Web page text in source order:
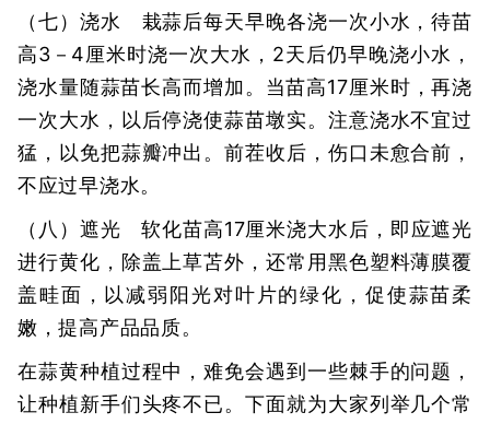
（七）浇水 栽蒜后每天早晚各浇一次小水，待苗
高3－4厘米时浇一次大水，2天后仍早晚浇小水，
浇水量随蒜苗长高而增加。当苗高17厘米时，再浇
一次大水，以后停浇使蒜苗墩实。注意浇水不宜过
猛，以免把蒜瓣冲出。前茬收后，伤口未愈合前，
不应过早浇水。
（八）遮光 软化苗高17厘米浇大水后，即应遮光
进行黄化，除盖上草苫外，还常用黑色塑料薄膜覆
盖畦面，以减弱阳光对叶片的绿化，促使蒜苗柔
嫩，提高产品品质。
在蒜黄种植过程中，难免会遇到一些棘手的问题，
让种植新手们头疼不已。下面就为大家列举几个常